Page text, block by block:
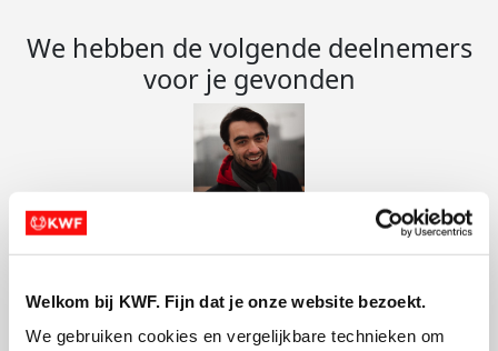
Welkom bij KWF. Fijn dat je onze website bezoekt.
We gebruiken cookies en vergelijkbare technieken om
We hebben de volgende deelnemers
voor je gevonden
Opgehaald:
€195